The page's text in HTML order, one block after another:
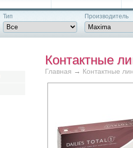
Тип Производитель
Контактные
Главная → Контактные